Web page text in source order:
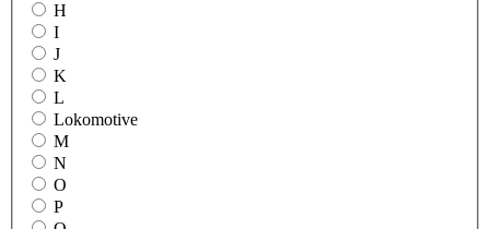
H
I
J
K
L
Lokomotive
M
N
O
P